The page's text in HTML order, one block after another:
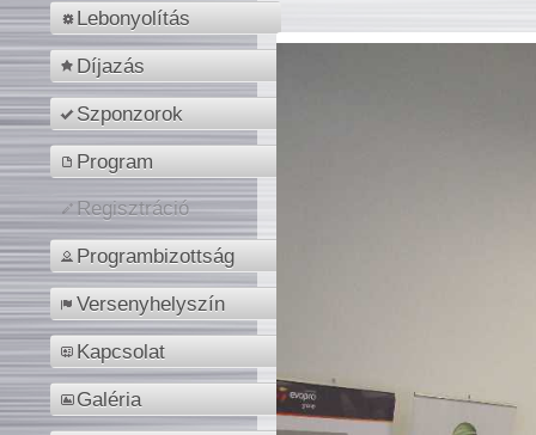
Lebonyolítás
Díjazás
Szponzorok
Program
Regisztráció
Programbizottság
Versenyhelyszín
Kapcsolat
Galéria